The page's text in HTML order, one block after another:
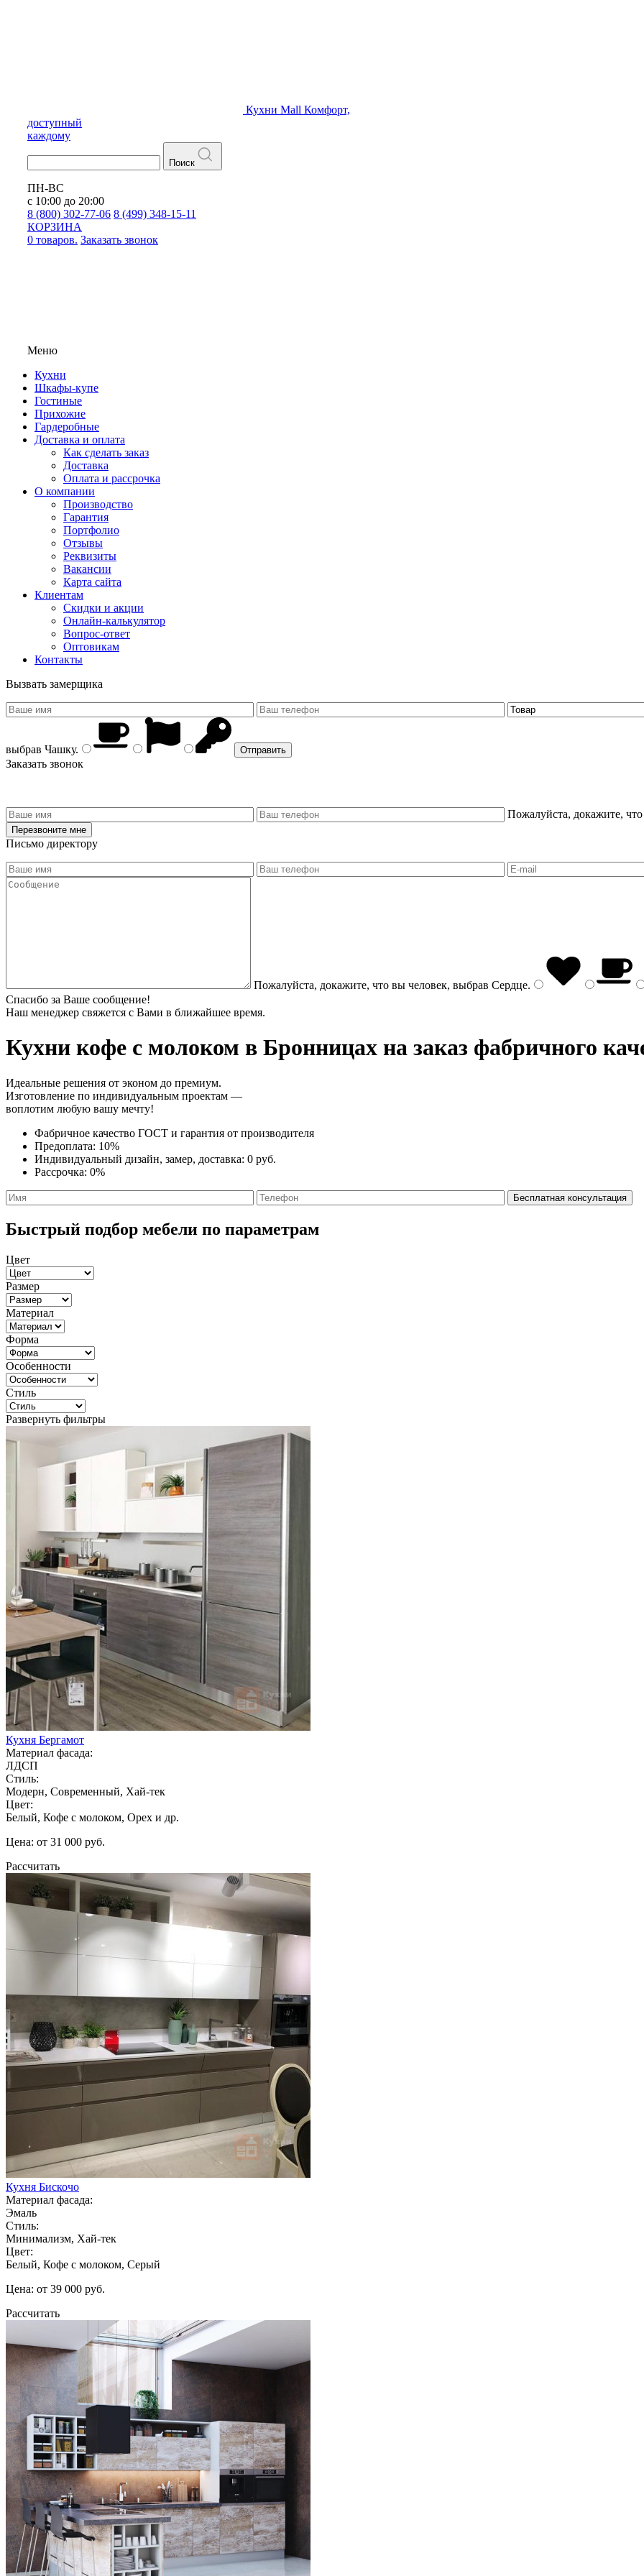
Кухни Mall Комфорт,
доступный
каждому
Поиск
ПН-ВС
с 10:00 до 20:00
8 (800) 302-77-06 8 (499) 348-15-11
КОРЗИНА
0 товаров. Заказать звонок
Меню
Кухни
Шкафы-купе
Гостиные
Прихожие
Гардеробные
Доставка и оплата
Как сделать заказ
Доставка
Оплата и рассрочка
О компании
Производство
Гарантия
Портфолио
Отзывы
Реквизиты
Вакансии
Карта сайта
Клиентам
Скидки и акции
Онлайн-калькулятор
Вопрос-ответ
Оптовикам
Контакты
Вызвать замерщика
выбрав Чашку.
Заказать звонок
Пожалуйста, докажите,
Письмо директору
Пожалуйста, докажите, что вы человек, выбрав Сердце.
Спасибо за Ваше сообщение!
Наш менеджер свяжется с Вами в ближайшее время.
Кухни кофе с молоком в Бронницах на заказ фабричного
Идеальные решения от эконом до премиум.
Изготовление по индивидуальным проектам —
воплотим любую вашу мечту!
Фабричное качество ГОСТ и гарантия от производителя
Предоплата: 10%
Индивидуальный дизайн, замер, доставка: 0 руб.
Рассрочка: 0%
Быстрый подбор мебели по параметрам
Цвет
Размер
Материал
Форма
Особенности
Стиль
Развернуть фильтры
Кухня Бергамот
Материал фасада:
ЛДСП
Стиль:
Модерн, Современный, Хай-тек
Цвет:
Белый, Кофе с молоком, Орех и др.
Цена: от 31 000 руб.
Рассчитать
Кухня Бискочо
Материал фасада:
Эмаль
Стиль:
Минимализм, Хай-тек
Цвет:
Белый, Кофе с молоком, Серый
Цена: от 39 000 руб.
Рассчитать